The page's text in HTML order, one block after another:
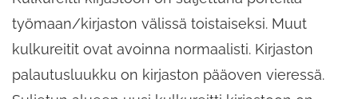
työmaan/kirjaston välissä toistaiseksi. Muut
kulkureitit ovat avoinna normaalisti. Kirjaston
palautusluukku on kirjaston pääoven vieressä.